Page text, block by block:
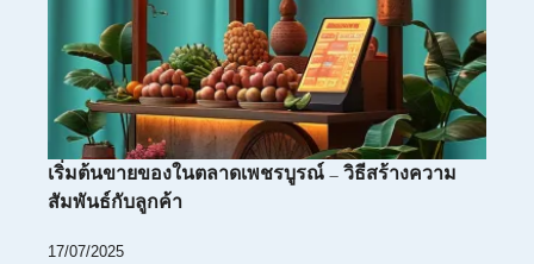
เริ่มต้นขายของในตลาดเพชรบูรณ์ – วิธีสร้างความ
สัมพันธ์กับลูกค้า
17/07/2025